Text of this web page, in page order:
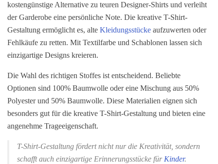
kostengünstige Alternative zu teuren Designer-Shirts und verleiht
der Garderobe eine persönliche Note. Die kreative T-Shirt-
Gestaltung ermöglicht es, alte Kleidungsstücke aufzuwerten oder
Fehlkäufe zu retten. Mit Textilfarbe und Schablonen lassen sich
einzigartige Designs kreieren.
Die Wahl des richtigen Stoffes ist entscheidend. Beliebte
Optionen sind 100% Baumwolle oder eine Mischung aus 50%
Polyester und 50% Baumwolle. Diese Materialien eignen sich
besonders gut für die kreative T-Shirt-Gestaltung und bieten eine
angenehme Trageeigenschaft.
T-Shirt-Gestaltung fördert nicht nur die Kreativität, sondern
schafft auch einzigartige Erinnerungsstücke für Kinder.